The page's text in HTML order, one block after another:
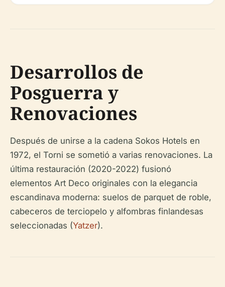
Desarrollos de
Posguerra y
Renovaciones
Después de unirse a la cadena Sokos Hotels en
1972, el Torni se sometió a varias renovaciones. La
última restauración (2020-2022) fusionó
elementos Art Deco originales con la elegancia
escandinava moderna: suelos de parquet de roble,
cabeceros de terciopelo y alfombras finlandesas
seleccionadas (Yatzer).